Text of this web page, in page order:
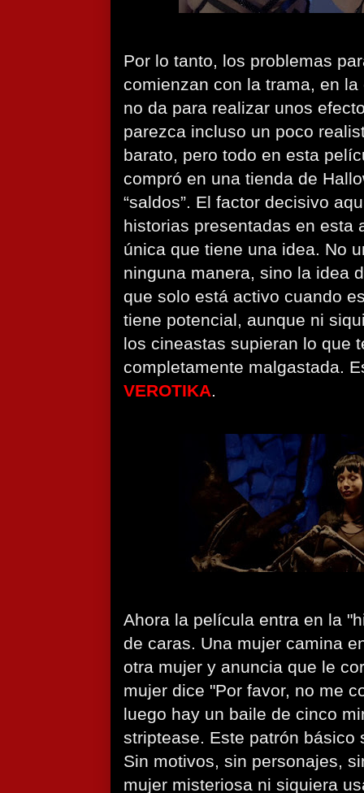
Por lo tanto, los problemas
comienzan con la trama, en
no da para realizar unos
parezca incluso un poco
barato, pero todo en esta
compró en una tienda de
“saldos”. El factor decisivo
historias presentadas en esta
única que tiene una idea. No
ninguna manera, sino la idea
que solo está activo cuando
tiene potencial, aunque ni
los cineastas supieran lo que
completamente malgastada.
VEROTIKA.
Ahora la película entra en la
de caras. Una mujer camina
otra mujer y anuncia que le
mujer dice "Por favor, no me
luego hay un baile de cinco
striptease. Este patrón básico
Sin motivos, sin personajes,
mujer misteriosa ni siquiera